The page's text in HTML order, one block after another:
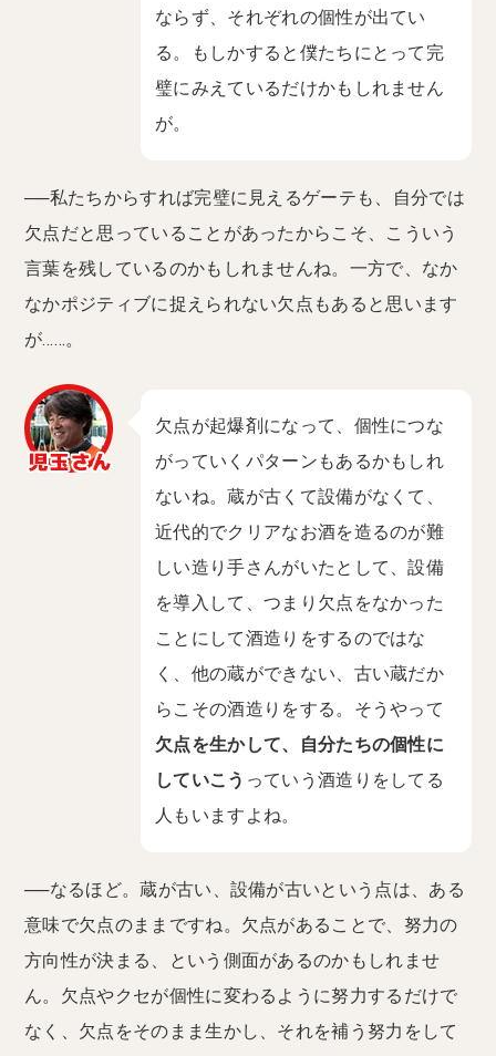
ならず、それぞれの個性が出てい
る。もしかすると僕たちにとって完
璧にみえているだけかもしれません
が。
──私たちからすれば完璧に見えるゲーテも、自分では
欠点だと思っていることがあったからこそ、こういう
言葉を残しているのかもしれませんね。一方で、なか
なかポジティブに捉えられない欠点もあると思います
が……。
欠点が起爆剤になって、個性につな
がっていくパターンもあるかもしれ
ないね。蔵が古くて設備がなくて、
近代的でクリアなお酒を造るのが難
しい造り手さんがいたとして、設備
を導入して、つまり欠点をなかった
ことにして酒造りをするのではな
く、他の蔵ができない、古い蔵だか
らこその酒造りをする。そうやって
欠点を生かして、自分たちの個性に
していこう っていう酒造りをしてる
人もいますよね。
──なるほど。蔵が古い、設備が古いという点は、ある
意味で欠点のままですね。欠点があることで、努力の
方向性が決まる、という側面があるのかもしれませ
ん。欠点やクセが個性に変わるように努力するだけで
なく、欠点をそのまま生かし、それを補う努力をして